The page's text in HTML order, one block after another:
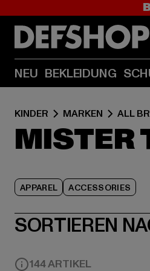
NEU BEKLEIDUNG
KINDER MARKEN ALL
MISTER
APPAREL ACCESSORIES
SORTIEREN
144 ARTIKEL